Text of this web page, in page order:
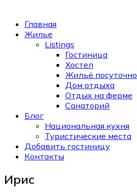
Главная
Жилье
Listings
Гостиница
Хостел
Жильё посуточно
Дом отдыха
Отдых на ферме
Санаторий
Блог
Национальная кухня
Туристические места
Добавить гостиницу
Контакты
Ирис